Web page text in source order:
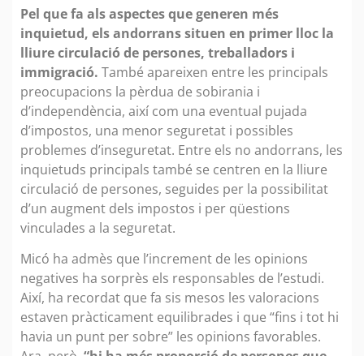
Pel que fa als aspectes que generen més
inquietud, els andorrans situen en primer lloc la
lliure circulació de persones, treballadors i
immigració. També apareixen entre les principals
preocupacions la pèrdua de sobirania i
d’independència, així com una eventual pujada
d’impostos, una menor seguretat i possibles
problemes d’inseguretat. Entre els no andorrans, les
inquietuds principals també se centren en la lliure
circulació de persones, seguides per la possibilitat
d’un augment dels impostos i per qüestions
vinculades a la seguretat.
Micó ha admès que l’increment de les opinions
negatives ha sorprès els responsables de l’estudi.
Així, ha recordat que fa sis mesos les valoracions
estaven pràcticament equilibrades i que “fins i tot hi
havia un punt per sobre” les opinions favorables.